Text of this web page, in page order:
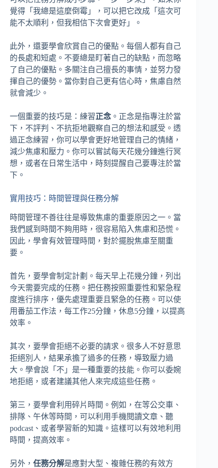
覺得「我總是這麼倒霉」，可以把它改成「這次可
能不太順利，但我相信下次會更好」。
此外，還要學會欣賞自己的優點。每個人都有自己
的長處和短處。不要總是盯著自己的缺點，而忽略
了自己的優點。多關注自己擅長的事情，並努力發
揮自己的優勢。當你對自己更有信心時，焦慮自然
就會減少。
一個重要的技巧是：練習正念 。正念是指專注於當
下，不評判、不抗拒地觀察自己的想法和感受。透
過正念練習，你可以學會更好地管理自己的情緒，
減少焦慮和壓力。你可以嘗試每天花幾分鐘進行冥
想，或者在日常生活中，時刻提醒自己要專注於當
下。
實用技巧：時間管理與任務分解
時間管理不善往往是導致焦慮的重要原因之一。當
我們感到時間不夠用時，很容易陷入焦慮和恐慌。
因此，學會有效管理時間，對於擺脫焦慮至關重
要。
首先，要學會制定計劃。每天早上花幾分鐘，列出
今天需要完成的任務。把任務按照重要性和緊急程
度進行排序，優先處理重要且緊急的任務。可以使
用番茄工作法，每工作25分鐘，休息5分鐘，以提高
效率。
其次，要學會拒絕不必要的請求。很多人不好意思
拒絕別人，結果承擔了過多的任務，導致壓力過
大。學會說「不」是一種重要的技能。你可以委婉
地拒絕，或者建議其他人來完成這些任務。
第三，要學會利用碎片時間。例如，在等公交車、
排隊、午休等時間，可以利用手機閱讀文章、聽
podcast、或者學習新的知識。這樣可以有效地利用
時間，提高效率。
另外， 任務分解是應對大型、複雜任務的有效方